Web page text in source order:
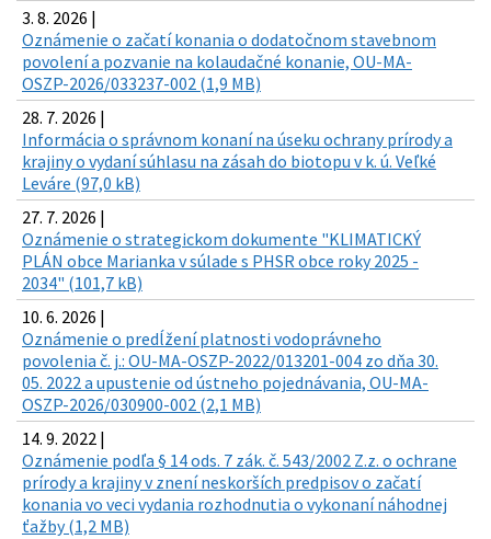
3. 8. 2026 |
Oznámenie o začatí konania o dodatočnom stavebnom
povolení a pozvanie na kolaudačné konanie, OU-MA-
OSZP-2026/033237-002 (1,9 MB)
28. 7. 2026 |
Informácia o správnom konaní na úseku ochrany prírody a
krajiny o vydaní súhlasu na zásah do biotopu v k. ú. Veľké
Leváre (97,0 kB)
27. 7. 2026 |
Oznámenie o strategickom dokumente "KLIMATICKÝ
PLÁN obce Marianka v súlade s PHSR obce roky 2025 -
2034" (101,7 kB)
10. 6. 2026 |
Oznámenie o predĺžení platnosti vodoprávneho
povolenia č. j.: OU-MA-OSZP-2022/013201-004 zo dňa 30.
05. 2022 a upustenie od ústneho pojednávania, OU-MA-
OSZP-2026/030900-002 (2,1 MB)
14. 9. 2022 |
Oznámenie podľa § 14 ods. 7 zák. č. 543/2002 Z.z. o ochrane
prírody a krajiny v znení neskorších predpisov o začatí
konania vo veci vydania rozhodnutia o vykonaní náhodnej
ťažby (1,2 MB)